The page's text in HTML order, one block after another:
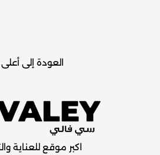
العودة إلى أعلى
اكبر موقع للعناية